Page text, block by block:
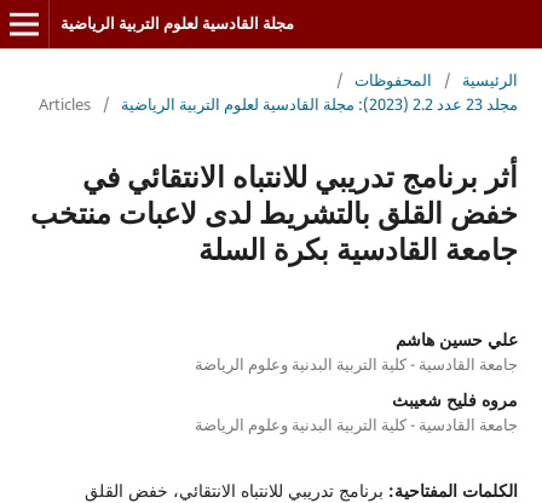
مجلة القادسية لعلوم التربية الرياضية
الرئيسية / المحفوظات /
مجلد 23 عدد 2.2 (2023): مجلة القادسية لعلوم التربية الرياضية
/
Articles
أثر برنامج تدريبي للانتباه الانتقائي في
خفض القلق بالتشريط لدى لاعبات منتخب
جامعة القادسية بكرة السلة
علي حسين هاشم
جامعة القادسية - كلية التربية البدنية وعلوم الرياضة
مروه فليح شعيبث
جامعة القادسية - كلية التربية البدنية وعلوم الرياضة
الكلمات المفتاحية: برنامج تدريبي للانتباه الانتقائي، خفض القلق